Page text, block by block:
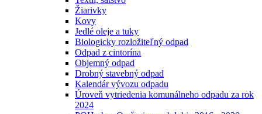
Žiarivky
Kovy
Jedlé oleje a tuky
Biologicky rozložiteľný odpad
Odpad z cintorína
Objemný odpad
Drobný stavebný odpad
Kalendár vývozu odpadu
Úroveň vytriedenia komunálneho odpadu za rok
2024